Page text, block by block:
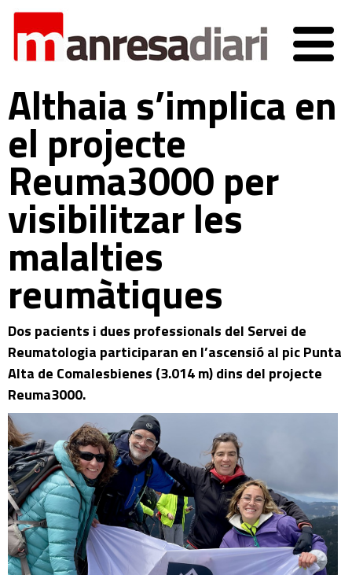
Althaia s’implica en
el projecte
Reuma3000 per
visibilitzar les
malalties
reumàtiques
Dos pacients i dues professionals del Servei de
Reumatologia participaran en l’ascensió al pic Punta
Alta de Comalesbienes (3.014 m) dins del projecte
Reuma3000.